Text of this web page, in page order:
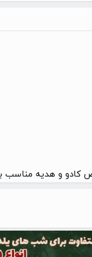
و هدیه مناسب